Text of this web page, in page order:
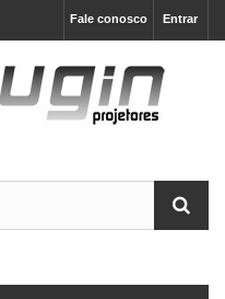
Entrar
Fale conosco